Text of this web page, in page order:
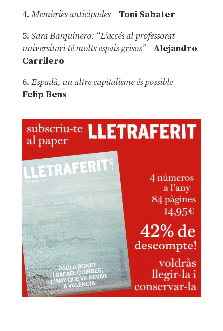
4. Memòries anticipades– Toni Sabater
5. Sara Barquinero: “L’accés al professorat
universitari té molts espais grisos”– Alejandro
Carrilero
6. Espadà, un altre capitalisme és possible –
Felip Bens